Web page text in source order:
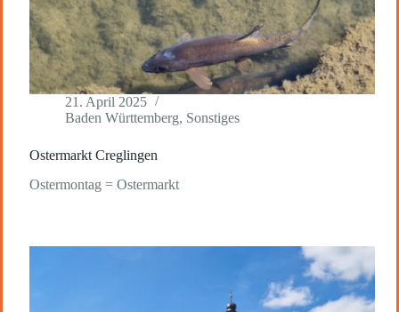
21. April 2025
Baden Württemberg, Sonstiges
Ostermarkt Creglingen
Ostermontag = Ostermarkt